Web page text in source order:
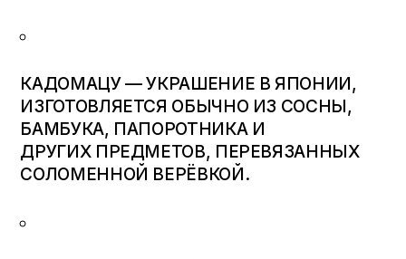
КАДОМАЦУ — УКРАШЕНИЕ В ЯПОНИИ,
ИЗГОТОВЛЯЕТСЯ ОБЫЧНО ИЗ СОСНЫ,
БАМБУКА, ПАПОРОТНИКА И
ДРУГИХ ПРЕДМЕТОВ, ПЕРЕВЯЗАННЫХ
СОЛОМЕННОЙ ВЕРЁВКОЙ.